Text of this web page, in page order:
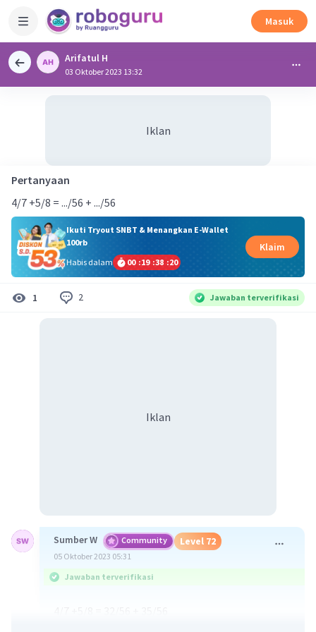
Masuk
Arifatul H
03 Oktober 2023 13:32
Iklan
Pertanyaan
4/7 +5/8 = .../56 + .../56
Ikuti Tryout SNBT & Menangkan E-Wallet
100rb
Habis dalam
00 :19 :38 :19
Klaim
1 2 Jawaban terverifikasi
Iklan
Sumber W Community Level 72
05 Oktober 2023 05:31
Jawaban terverifikasi